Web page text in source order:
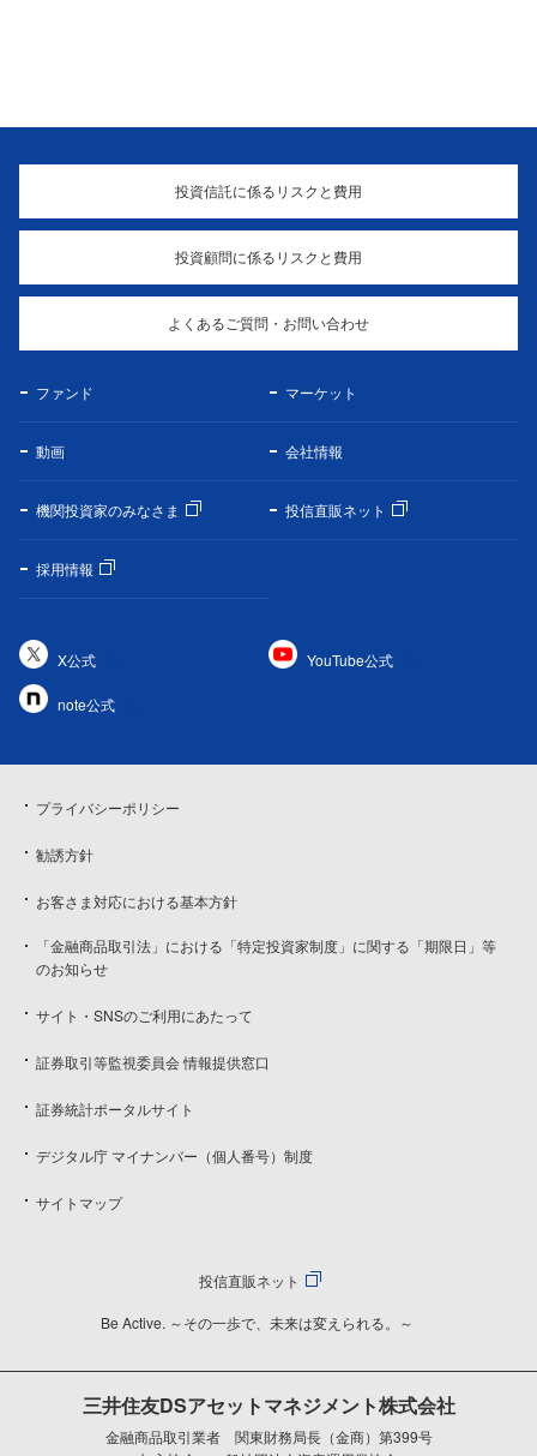
投資信託に係るリスクと費用
投資顧問に係るリスクと費用
よくあるご質問・お問い合わせ
ファンド マーケット
動画 会社情報
機関投資家のみなさま 投信直販ネット
採用情報
X公式 YouTube公式
note公式
プライバシーポリシー
勧誘方針
お客さま対応における基本方針
「金融商品取引法」における「特定投資家制度」に関する「期限日」等
のお知らせ
サイト・SNSのご利用にあたって
証券取引等監視委員会 情報提供窓口
証券統計ポータルサイト
デジタル庁 マイナンバー（個人番号）制度
サイトマップ
投信直販ネット
Be Active. ～その一歩で、未来は変えられる。～
三井住友DSアセットマネジメント株式会社
金融商品取引業者 関東財務局長（金商）第399号